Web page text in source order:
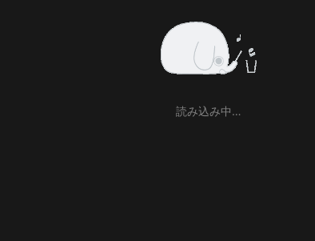
読み込み中…